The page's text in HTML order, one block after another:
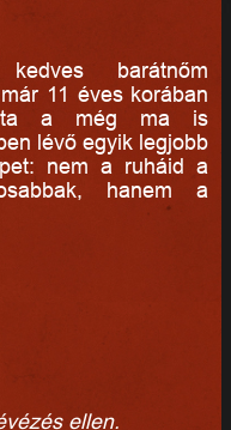
barátnőm
11 éves korában
a még ma is
lévő egyik legjobb
nem a ruháid a
hanem a
ellen.